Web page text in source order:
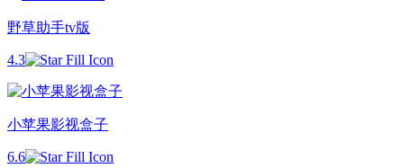
野草助手tv版
4.3
小苹果影视盒子
6.6